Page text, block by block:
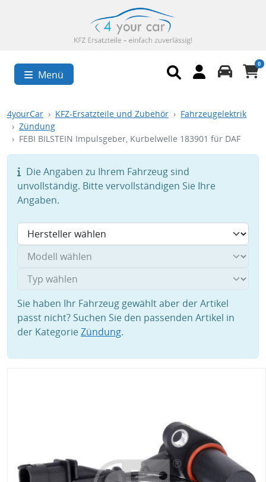
Menü
0
4yourCar KFZ-Ersatzteile und Zubehör
Fahrzeugelektrik
Zündung
FEBI BILSTEIN Impulsgeber, Kurbelwelle 183901 für DAF
Die Angaben zu Ihrem Fahrzeug sind
unvollständig. Bitte vervollständigen Sie Ihre
Angaben.
Sie haben Ihr Fahrzeug gewählt aber der Artikel
passt nicht? Suchen Sie den passenden Artikel in
der KategorieZündung.